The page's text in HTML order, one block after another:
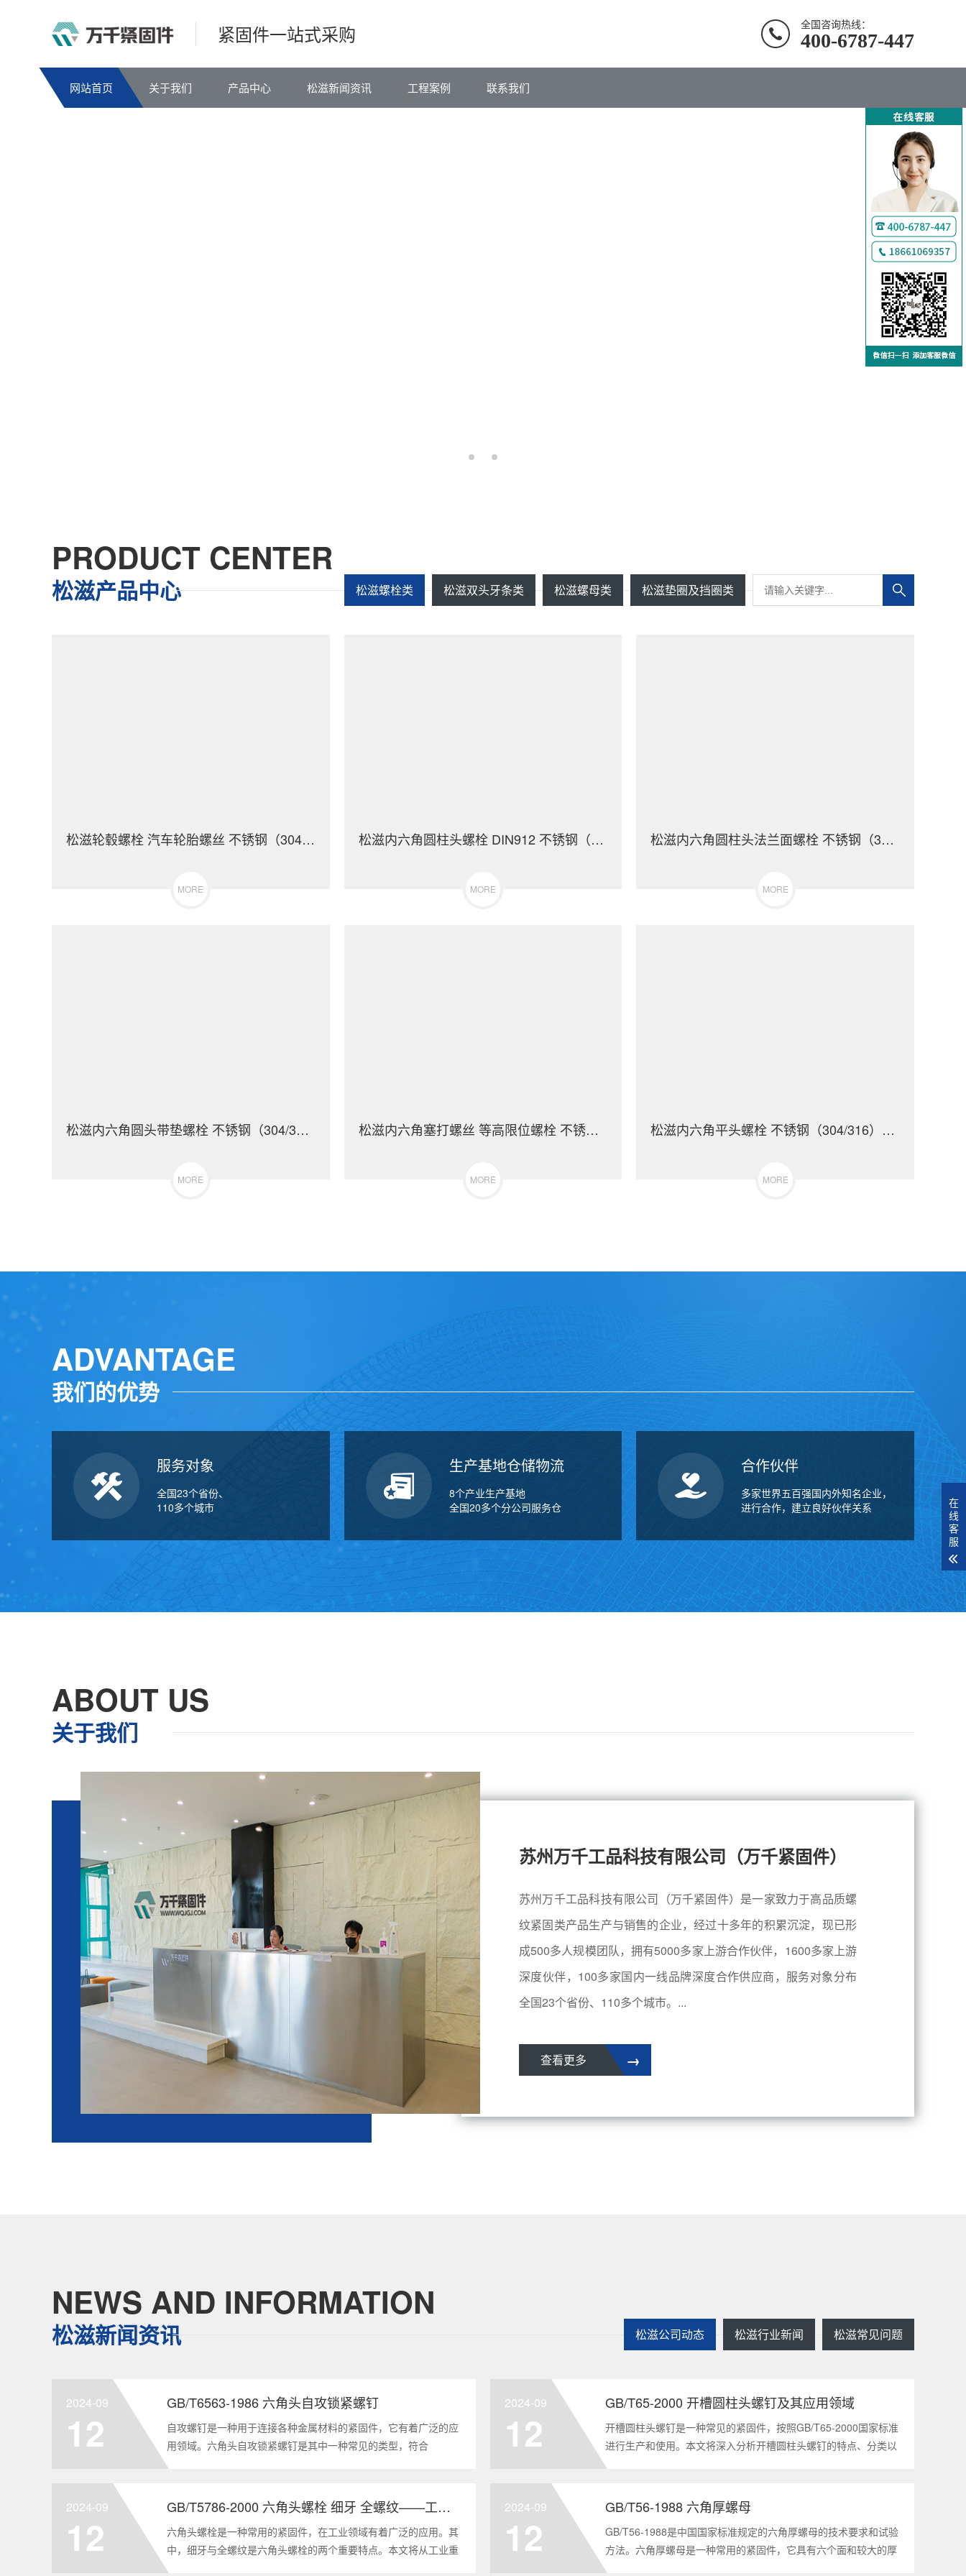
紧固件一站式采购 全国咨询热线：
400-6787-447
网站首页 关于我们 产品中心 松滋新闻资讯 工程案例 联系我们
PRODUCT CENTER
松滋产品中心 松滋螺栓类 松滋双头牙条类 松滋螺母类 松滋垫圈及挡圈类
松滋轮毂螺栓 汽车轮胎螺丝 不锈钢（304/316）碳钢 合金钢
MORE
松滋内六角圆柱头螺栓 DIN912 不锈钢（304/316）碳钢 合金钢
MORE
松滋内六角圆柱头法兰面螺栓 不锈钢（304/316）碳钢 合金钢
MORE
松滋内六角圆头带垫螺栓 不锈钢（304/316）碳钢 合金钢
MORE
松滋内六角塞打螺丝 等高限位螺栓 不锈钢（304/316）碳钢 合金钢
MORE
松滋内六角平头螺栓 不锈钢（304/316）碳钢 合金钢
MORE
ADVANTAGE
我们的优势
服务对象
全国23个省份、
110多个城市
生产基地仓储物流
8个产业生产基地
全国20多个分公司服务仓
合作伙伴
多家世界五百强国内外知名企业，
进行合作，建立良好伙伴关系
ABOUT US
关于我们
苏州万千工品科技有限公司（万千紧固件）
苏州万千工品科技有限公司（万千紧固件）是一家致力于高品质螺
纹紧固类产品生产与销售的企业，经过十多年的积累沉淀，现已形
成500多人规模团队，拥有5000多家上游合作伙伴，1600多家上游
深度伙伴，100多家国内一线品牌深度合作供应商，服务对象分布
全国23个省份、110多个城市。...
→
查看更多
NEWS AND INFORMATION
松滋新闻资讯 松滋公司动态 松滋行业新闻 松滋常见问题
2024-09
12
GB/T6563-1986 六角头自攻锁紧螺钉
自攻螺钉是一种用于连接各种金属材料的紧固件，它有着广泛的应
用领域。六角头自攻锁紧螺钉是其中一种常见的类型，符合
GB/T6563-1986标准。本文将深度分析这种螺钉的特点、应用以及
2024-09
12
GB/T65-2000 开槽圆柱头螺钉及其应用领域
开槽圆柱头螺钉是一种常见的紧固件，按照GB/T65-2000国家标准
进行生产和使用。本文将深入分析开槽圆柱头螺钉的特点、分类以
及应用领域，帮助读者更好地了解和应用该种螺钉。什么是
2024-09
12
GB/T5786-2000 六角头螺栓 细牙 全螺纹——工业重要性和特点
六角头螺栓是一种常用的紧固件，在工业领域有着广泛的应用。其
中，细牙与全螺纹是六角头螺栓的两个重要特点。本文将从工业重
要性和特点两个方面，对GB/T5786-2000标准下的六角头螺栓 细
2024-09
12
GB/T56-1988 六角厚螺母
GB/T56-1988是中国国家标准规定的六角厚螺母的技术要求和试验
方法。六角厚螺母是一种常用的紧固件，它具有六个面和较大的厚
度。它通常用于需要更大的力矩和耐久性的紧固装配。六角厚螺母
在
线
客
服
千
品